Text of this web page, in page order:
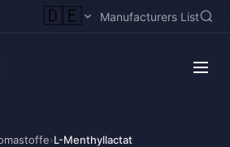
🇩🇪 Manufacturers List
›L-Menthyllactat